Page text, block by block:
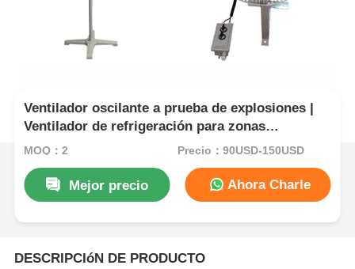
Ventilador oscilante a prueba de explosiones |
Ventilador de refrigeración para zonas
industriales peligrosas
MOQ：2 Precio：90USD-150USD
Mejor precio Ahora Charle
DESCRIPCIóN DE PRODUCTO